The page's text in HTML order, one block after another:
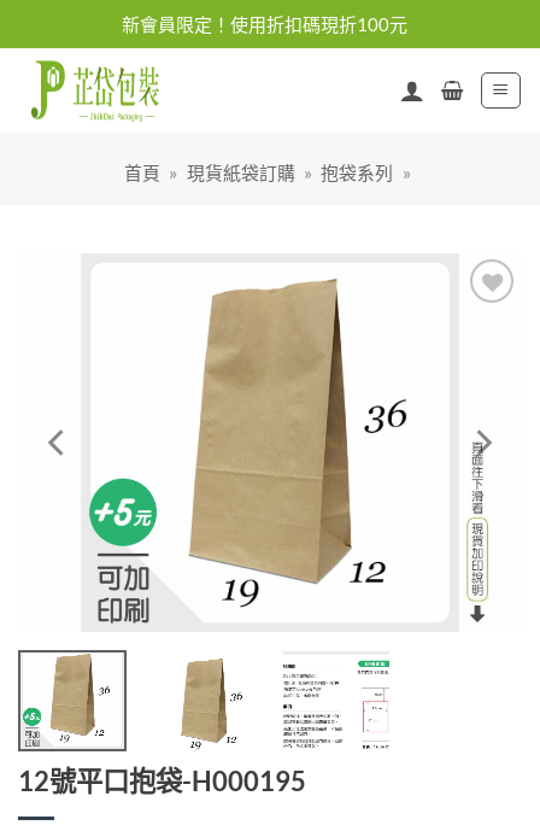
content
新會員限定！使用折扣碼現折100元
首頁 » 現貨紙袋訂購 » 抱袋系列 »
12號平口抱袋-H000195